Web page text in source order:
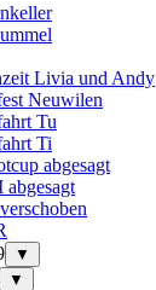
Livia und Andy
Neuwilen
Tu
Ti
abgesagt
▼
▼